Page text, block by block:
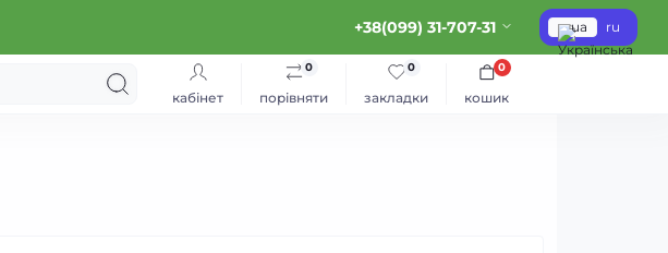
+38(099) 31-707-31 ua ru
кабінет порівняти
0
закладки
0
кошик
0